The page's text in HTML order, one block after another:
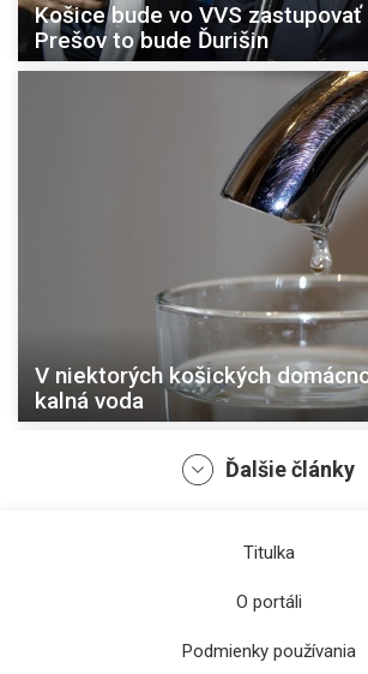
Košice bude vo VVS zastupovať
Prešov to bude Ďurišin
V niektorých košických
kalná voda
Ďalšie články
Titulka
O portáli
Podmienky používania